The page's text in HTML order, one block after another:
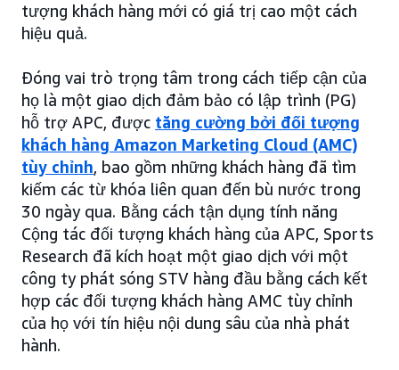
tượng khách hàng mới có giá trị cao một cách
hiệu quả.
Đóng vai trò trọng tâm trong cách tiếp cận của
họ là một giao dịch đảm bảo có lập trình (PG)
hỗ trợ APC, được tăng cường bởi đối tượng
khách hàng Amazon Marketing Cloud (AMC)
tùy chỉnh, bao gồm những khách hàng đã tìm
kiếm các từ khóa liên quan đến bù nước trong
30 ngày qua. Bằng cách tận dụng tính năng
Cộng tác đối tượng khách hàng của APC, Sports
Research đã kích hoạt một giao dịch với một
công ty phát sóng STV hàng đầu bằng cách kết
hợp các đối tượng khách hàng AMC tùy chỉnh
của họ với tín hiệu nội dung sâu của nhà phát
hành.